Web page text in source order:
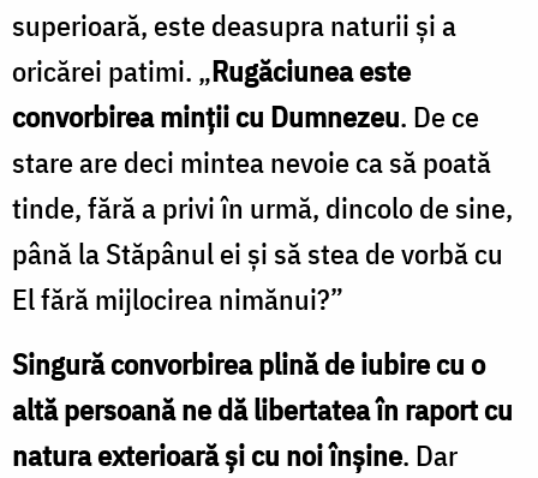
superioară, este deasupra naturii și a
oricărei patimi. „Rugăciunea este
convorbirea minții cu Dumnezeu. De ce
stare are deci mintea nevoie ca să poată
tinde, fără a privi în urmă, dincolo de sine,
până la Stăpânul ei și să stea de vorbă cu
El fără mijlocirea nimănui?”
Singură convorbirea plină de iubire cu o
altă persoană ne dă libertatea în raport cu
natura exterioară și cu noi înșine. Dar